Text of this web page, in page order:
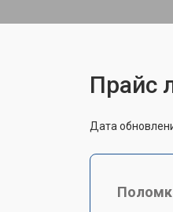
Прайс
Дата